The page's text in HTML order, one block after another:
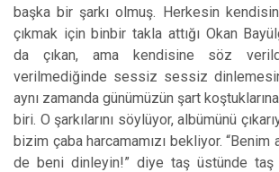
başka bir şarkı olmuş. Herkesin
çıkmak için binbir takla attığı Okan
da çıkan, ama kendisine söz
verilmediğinde sessiz sessiz
aynı zamanda günümüzün şart
biri. O şarkılarını söylüyor, albümünü
bizim çaba harcamamızı bekliyor. “Benim
de beni dinleyin!” diye taş üstünde taş